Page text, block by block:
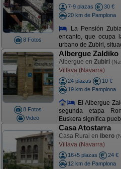
8 Fotos
7-9 plazas
30 €
20 km de Pamplona
La Pensión
encanto, que ocupa
urbano de Zubiri,
8 Fotos
Video
Albergue Zaldiko
Albergue en Zubiri
Villava (Navarra)
24 plazas
10 €
19 km de Pamplona
El Albergue
segunda etapa
Euskera significa
Casa Atostarra
Casa Rural en Ibero
Villava (Navarra)
16+5 plazas
24 €
12 km de Pamplona